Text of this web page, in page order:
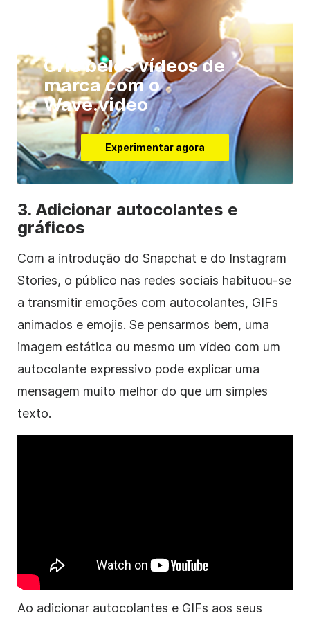
Crie belos vídeos de
marca com o
Wave.video
Experimentar agora
3. Adicionar autocolantes e
gráficos
Com a introdução do Snapchat e do Instagram
Stories, o público nas redes sociais habituou-se
a transmitir emoções com autocolantes, GIFs
animados e emojis. Se pensarmos bem, uma
imagem estática ou mesmo um vídeo com um
autocolante expressivo pode explicar uma
mensagem muito melhor do que um simples
texto.
Ao adicionar autocolantes e GIFs aos seus